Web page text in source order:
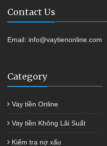
Contact Us
Email: info@vaytienonline.com
Category
Vay tiền Online
Vay tiền Không Lãi Suất
Kiểm tra nợ xấu